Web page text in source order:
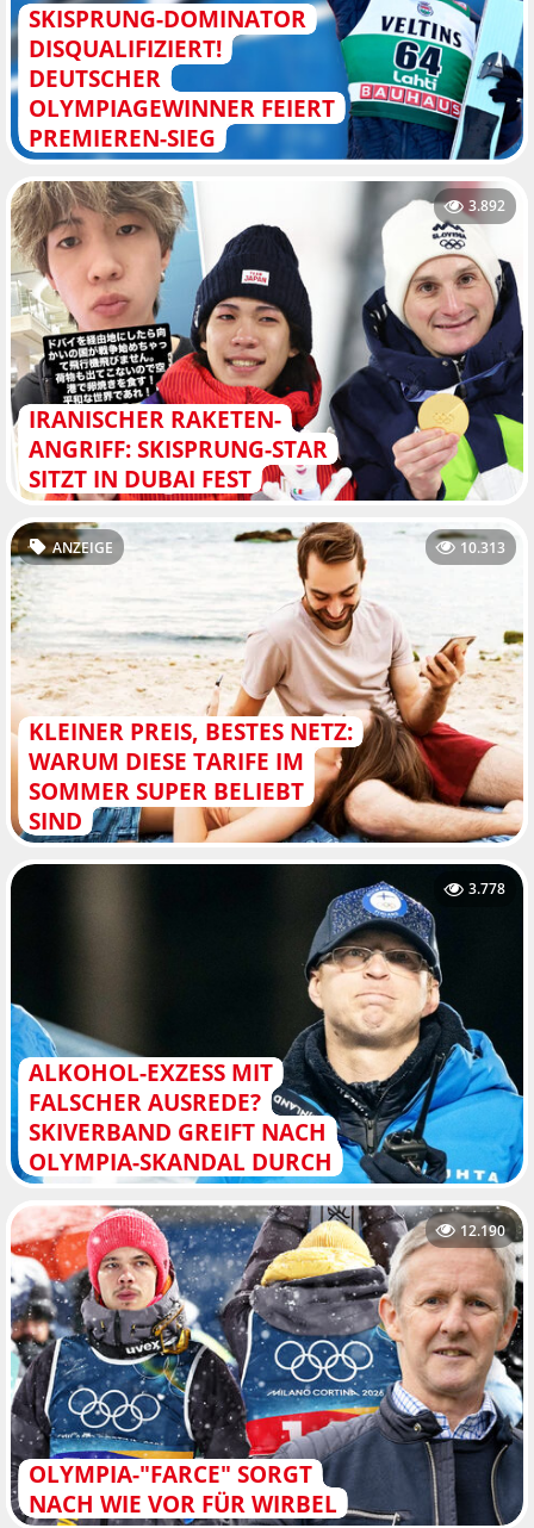
SKISPRUNG-DOMINATOR
DISQUALIFIZIERT!
DEUTSCHER
OLYMPIAGEWINNER FEIERT
PREMIEREN-SIEG
IRANISCHER RAKETEN-
ANGRIFF: SKISPRUNG-STAR
SITZT IN DUBAI FEST
3.892
KLEINER PREIS, BESTES NETZ:
WARUM DIESE TARIFE IM
SOMMER SUPER BELIEBT
SIND
ANZEIGE 10.313
ALKOHOL-EXZESS MIT
FALSCHER AUSREDE?
SKIVERBAND GREIFT NACH
OLYMPIA-SKANDAL DURCH
3.778
OLYMPIA-"FARCE" SORGT
NACH WIE VOR FÜR WIRBEL
12.190